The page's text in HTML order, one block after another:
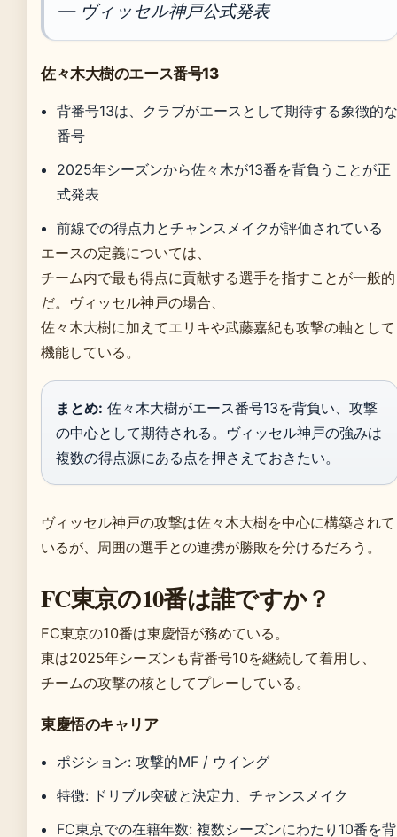
— ヴィッセル神戸公式発表
佐々木大樹のエース番号13
背番号13は、クラブがエースとして期待する象徴的
番号
2025年シーズンから佐々木が13番を背負うことが正
式発表
前線での得点力とチャンスメイクが評価されている
エースの定義については、
チーム内で最も得点に貢献する選手を指すことが一般的
だ。ヴィッセル神戸の場合、
佐々木大樹に加えてエリキや武藤嘉紀も攻撃の軸として
機能している。
まとめ: 佐々木大樹がエース番号13を背負い、攻撃
の中心として期待される。ヴィッセル神戸の強みは
複数の得点源にある点を押さえておきたい。
ヴィッセル神戸の攻撃は佐々木大樹を中心に構築されて
いるが、周囲の選手との連携が勝敗を分けるだろう。
FC東京の10番は誰ですか？
FC東京の10番は東慶悟が務めている。
東は2025年シーズンも背番号10を継続して着用し、
チームの攻撃の核としてプレーしている。
東慶悟のキャリア
ポジション: 攻撃的MF / ウイング
特徴: ドリブル突破と決定力、チャンスメイク
FC東京での在籍年数: 複数シーズンにわたり10番を背